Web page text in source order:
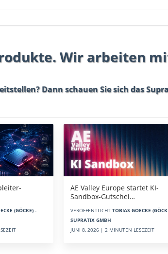
Wir arbeiten
Dann schauen Sie sich das
(GÖCKE) -
AE Valley Europe startet KI-
Sandbox-Gutschei…
VERÖFFENTLICHT TOBIAS GOECKE
SUPRATIX GMBH
JUNI 8, 2026 | 2 MINUTEN LESEZEIT